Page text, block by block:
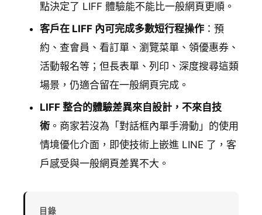
點決定了 LIFF 體驗能不能比一般網頁更順。
客戶在 LIFF 內可完成多數短行程操作 ：預
約、查會員、看訂單、瀏覽菜單、領優惠券、
活動報名等；但長表單、列印、深度搜尋這類
場景，仍適合留在一般網頁完成。
LIFF 整合的體驗差異來自設計，不來自技
術 。商家若沒為「對話框內單手滑動」的使用
情境優化介面，即使技術上嵌進 LINE 了，客
戶感受與一般網頁差異不大。
目錄